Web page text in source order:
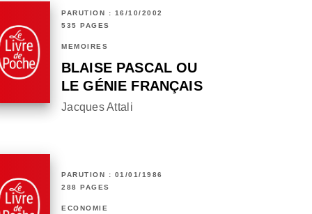
PARUTION : 16/10/2002
535 PAGES
MÉMOIRES
BLAISE PASCAL OU
LE GÉNIE FRANÇAIS
Jacques Attali
PARUTION : 01/01/1986
288 PAGES
ECONOMIE